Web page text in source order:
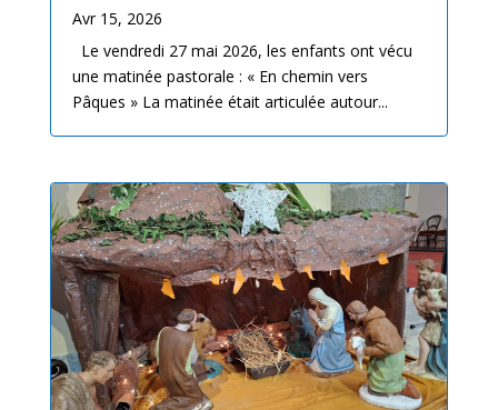
Avr 15, 2026
Le vendredi 27 mai 2026, les enfants ont vécu
une matinée pastorale : « En chemin vers
Pâques » La matinée était articulée autour...